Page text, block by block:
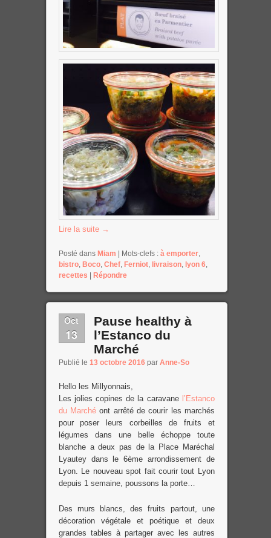
Lire la suite →
Posté dans Miam Mots-clefs : à emporter,
bistro, Boco, Chef, Ferniot, livraison, lyon 6,
recettes
Répondre
Oct
13
Pause healthy à
l’Estanco du
Marché
Publié le 13 octobre 2016 par Anne-So
Hello les Millyonnais,
Les jolies copines de la caravane l’Estanco
du Marché ont arrêté de courir les marchés
pour poser leurs corbeilles de fruits et
légumes dans une belle échoppe toute
blanche a deux pas de la Place Maréchal
Lyautey dans le 6ème arrondissement de
Lyon. Le nouveau spot fait courir tout Lyon
depuis 1 semaine, poussons la porte…
Des murs blancs, des fruits partout, une
décoration végétale et poétique et deux
grandes tables à partager avec les autres